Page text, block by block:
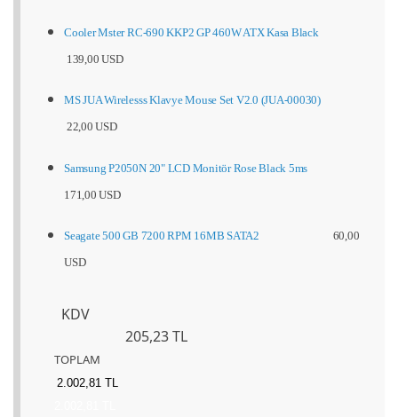
Cooler Mster RC-690 KKP2 GP 460W ATX Kasa Black
139,00 USD
MS JUA Wirelesss Klavye Mouse Set V2.0 (JUA-00030)
22,00 USD
Samsung P2050N 20" LCD Monitör Rose Black 5ms
171,00 USD
Seagate 500 GB 7200 RPM 16MB SATA2 60,00
USD
KDV
205,23 TL
TOPLAM
2.002,81 TL